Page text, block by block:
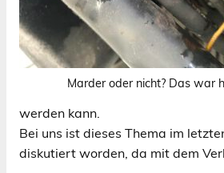
Marder oder nicht? Das war
werden kann.
Bei uns ist dieses Thema im
diskutiert worden, da mit dem